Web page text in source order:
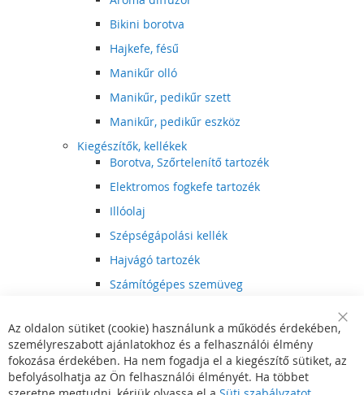
Bikini borotva
Hajkefe, fésű
Manikűr olló
Manikűr, pedikűr szett
Manikűr, pedikűr eszköz
Kiegészítők, kellékek
Borotva, Szőrtelenítő tartozék
Elektromos fogkefe tartozék
Illóolaj
Szépségápolási kellék
Hajvágó tartozék
Számítógépes szemüveg
Hajvágó kiegészítő
Szórakoztató elektronika
Multimédia
DVD, BluRay lejátszó
Bar
Az oldalon sütiket (cookie) használunk a működés érdekében,
személyreszabott ajánlatokhoz és a felhasználói élmény
fokozása érdekében. Ha nem fogadja el a kiegészítő sütiket, az
befolyásolhatja az Ön felhasználói élményét. Ha többet